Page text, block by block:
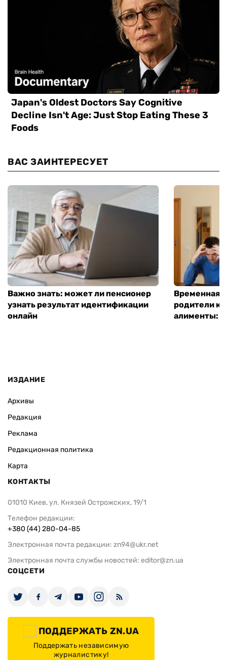
ВАС ЗАИНТЕРЕСУЕТ
Важно знать: может ли пенсионер
узнать результат идентификации
онлайн
Временная
родители
алименты:
ИЗДАНИЕ
Архивы
Редакция
Реклама
Редакционная политика
Карта
КОНТАКТЫ
01010 Киев, ул. Князей Острожских, 19/1
Телефон редакции:
+380 (44) 280-04-85
Электронная почта редакции: zn94@ukr.net
Электронная почта службы новостей: editor@zn.ua
СОЦСЕТИ
ПОДДЕРЖАТЬ ZN.UA
Поддержать независимую
журналистику!